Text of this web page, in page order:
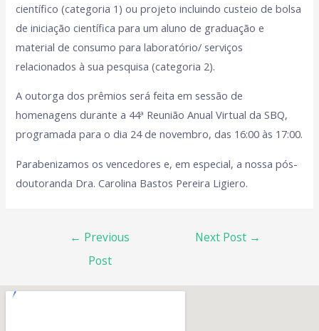
científico (categoria 1) ou projeto incluindo custeio de bolsa
de iniciação científica para um aluno de graduação e
material de consumo para laboratório/ serviços
relacionados à sua pesquisa (categoria 2).
A outorga dos prêmios será feita em sessão de
homenagens durante a 44ª Reunião Anual Virtual da SBQ,
programada para o dia 24 de novembro, das 16:00 às 17:00.
Parabenizamos os vencedores e, em especial, a nossa pós-
doutoranda Dra. Carolina Bastos Pereira Ligiero.
← Previous
Post
Next Post →